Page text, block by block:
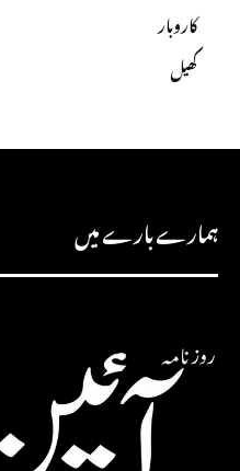
کاروبار
کھیل
ہمارے بارے میں